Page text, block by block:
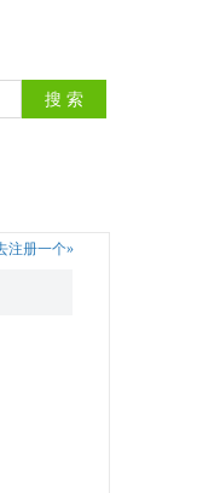
注册一个»